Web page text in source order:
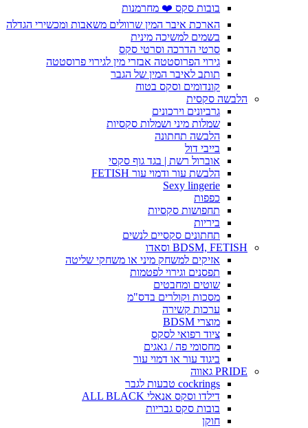
בובות סקס ❤️ מחרמנות
הארכת איבר המין שרוולים משאבות ומכשירי הגדלה
בשמים למשיכה מינית
סרטי הדרכה וסרטי סקס
גירוי הפרוסטטה אבזרי מין לגירוי פרוסטטה
תותב לאיבר המין של הגבר
קונדומים וסקס בטוח
הלבשה סקסית
גרביונים וירכונים
שמלות מיני ושמלות סקסיות
הלבשה תחתונה
בייבי דול
אוברול רשת | בגד גוף סקסי
הלבשת עור ודמוי עור FETISH
Sexy lingerie
כפפות
תחפושות סקסיות
ביריות
תחתונים סקסיים לנשים
BDSM, FETISH וסאדו
אזיקים למשחק מיני או משחקי שליטה
תפסנים וגירוי לפטמות
שוטים ומחבטים
מסכות וקולרים בדס"מ
ערכות קשירה
מוצרי BDSM
ציוד רפואי לסקס
מחסומי פה / גאגים
ביגוד עור או דמוי עור
PRIDE גאווה
cockrings טבעות לגבר
דילדו וסקס אנאלי ALL BLACK
בובות סקס גבריות
חוקן